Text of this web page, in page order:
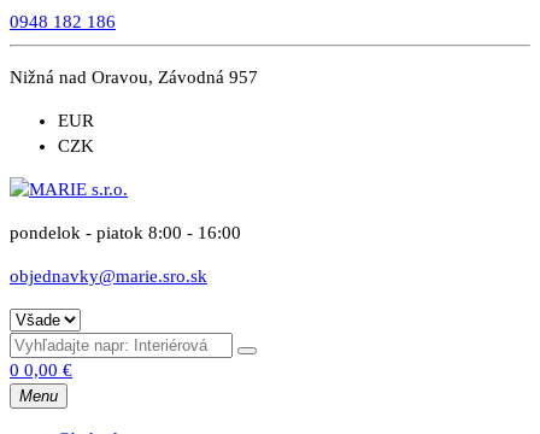
0948 182 186
Nižná nad Oravou, Závodná 957
EUR
CZK
pondelok - piatok 8:00 - 16:00
objednavky@marie.sro.sk
0 0,00 €
Menu